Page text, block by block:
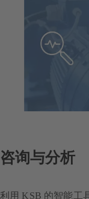
咨询与分析
利用 KSB 的智能工